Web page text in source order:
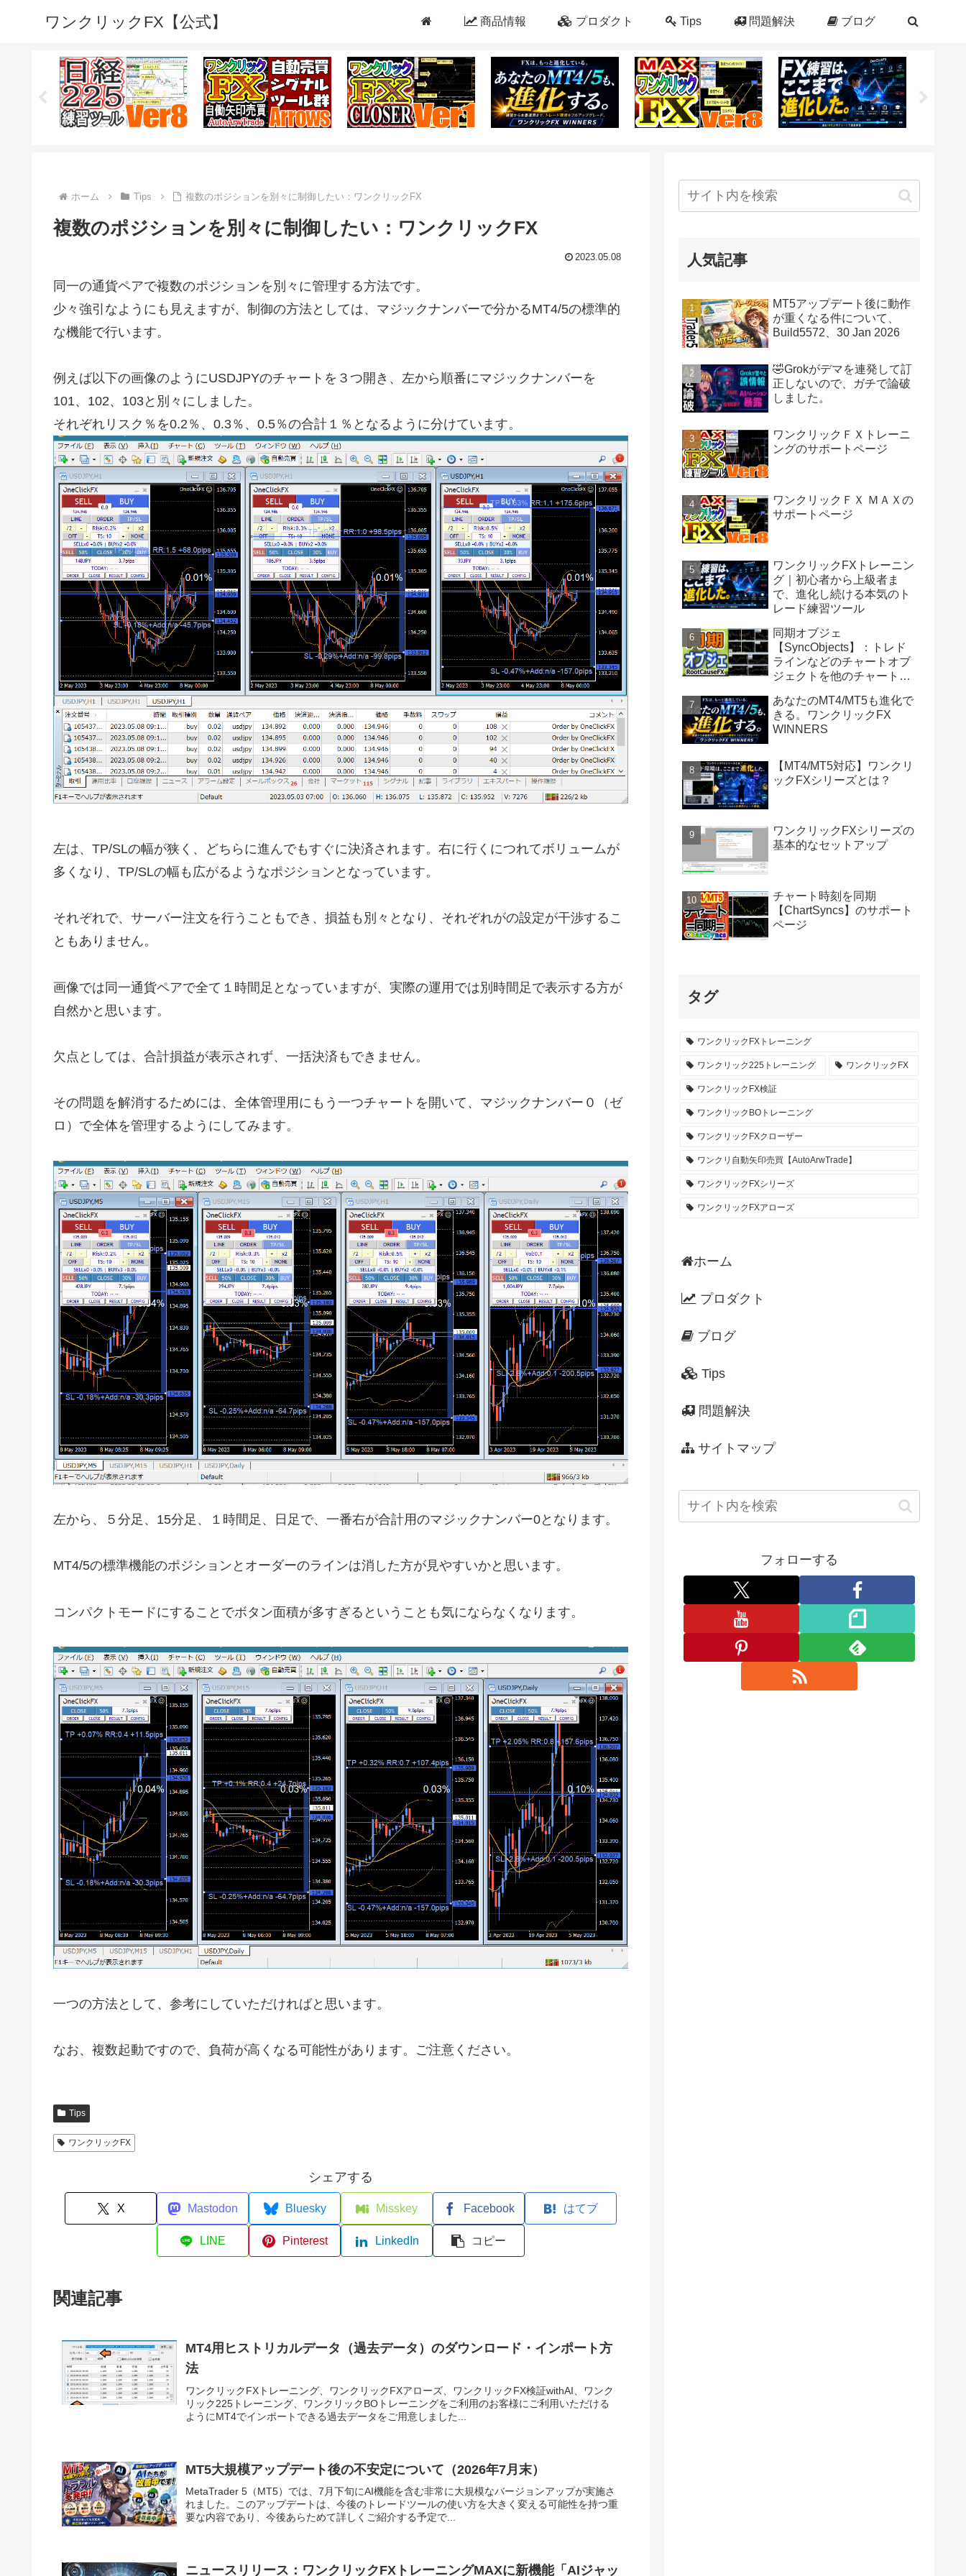
ワンクリックFX【公式】 商品情報 プロダクト Tips 問題解決 ブログ
ホーム Tips 複数のポジションを別々に制御したい：ワンクリックFX
複数のポジションを別々に制御したい：ワンクリックFX
2023.05.08
同一の通貨ペアで複数のポジションを別々に管理する方法です。
少々強引なようにも見えますが、制御の方法としては、マジックナンバーで分かるMT4/5の標準的
な機能で行います。
例えば以下の画像のようにUSDJPYのチャートを３つ開き、左から順番にマジックナンバーを
101、102、103と別々にしました。
それぞれリスク％を0.2％、0.3％、0.5％の合計１％となるように分けています。
左は、TP/SLの幅が狭く、どちらに進んでもすぐに決済されます。右に行くにつれてボリュームが
多くなり、TP/SLの幅も広がるようなポジションとなっています。
それぞれで、サーバー注文を行うこともでき、損益も別々となり、それぞれがの設定が干渉するこ
ともありません。
画像では同一通貨ペアで全て１時間足となっていますが、実際の運用では別時間足で表示する方が
自然かと思います。
欠点としては、合計損益が表示されず、一括決済もできません。
その問題を解消するためには、全体管理用にもう一つチャートを開いて、マジックナンバー０（ゼ
ロ）で全体を管理するようにしてみます。
左から、５分足、15分足、１時間足、日足で、一番右が合計用のマジックナンバー0となります。
MT4/5の標準機能のポジションとオーダーのラインは消した方が見やすいかと思います。
コンパクトモードにすることでボタン面積が多すぎるということも気にならなくなります。
一つの方法として、参考にしていただければと思います。
なお、複数起動ですので、負荷が高くなる可能性があります。ご注意ください。
Tips
ワンクリックFX
シェアする
X Mastodon Bluesky Misskey Facebook はてブ
LINE Pinterest LinkedIn コピー
関連記事
MT4用ヒストリカルデータ（過去データ）のダウンロード・インポート方
法
ワンクリックFXトレーニング、ワンクリックFXアローズ、ワンクリックFX検証withAI、ワンク
リック225トレーニング、ワンクリックBOトレーニングをご利用のお客様にご利用いただける
ようにMT4でインポートできる過去データをご用意しました...
MT5大規模アップデート後の不安定について（2026年7月末）
MetaTrader 5（MT5）では、7月下旬にAI機能を含む非常に大規模なバージョンアップが実施さ
れました。このアップデートは、今後のトレードツールの使い方を大きく変える可能性を持つ重
要な内容であり、今後あらためて詳しくご紹介する予定で...
ニュースリリース：ワンクリックFXトレーニングMAXに新機能「AIジャッ
人気記事
MT5アップデート後に動作
が重くなる件について、
Build5572、30 Jan 2026
🤣Grokがデマを連発して訂
正しないので、ガチで論破
しました。
ワンクリックＦＸトレーニ
ングのサポートページ
ワンクリックＦＸ ＭＡＸの
サポートページ
ワンクリックFXトレーニン
グ｜初心者から上級者ま
で、進化し続ける本気のト
レード練習ツール
同期オブジェ
【SyncObjects】：トレド
ラインなどのチャートオブ
ジェクトを他のチャートに
あなたのMT4/MT5も進化で
きる。ワンクリックFX
WINNERS
【MT4/MT5対応】ワンクリ
ックFXシリーズとは？
ワンクリックFXシリーズの
基本的なセットアップ
チャート時刻を同期
【ChartSyncs】のサポート
ページ
タグ
ワンクリックFXトレーニング
ワンクリック225トレーニング ワンクリックFX
ワンクリックFX検証
ワンクリックBOトレーニング
ワンクリックFXクローザー
ワンクリ自動矢印売買【AutoArwTrade】
ワンクリックFXシリーズ
ワンクリックFXアローズ
ホーム
プロダクト
ブログ
Tips
問題解決
サイトマップ
フォローする